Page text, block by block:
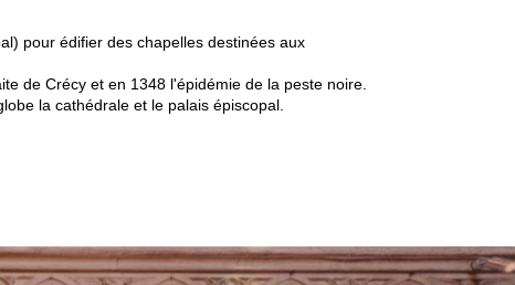
pour édifier des chapelles destinées aux
de Crécy et en 1348 l'épidémie de la peste noire.
la cathédrale et le palais épiscopal.